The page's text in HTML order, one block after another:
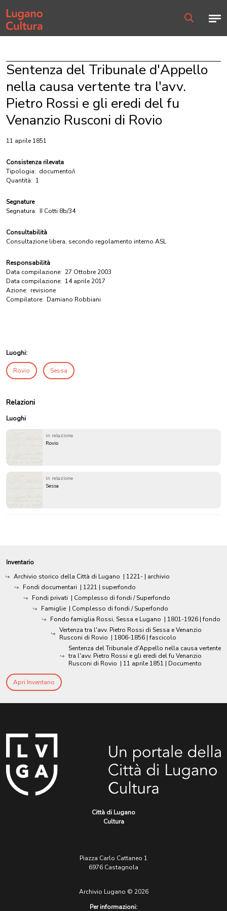
Home page
Sentenza del Tribunale d'Appello
nella causa vertente tra l'avv.
Pietro Rossi e gli eredi del fu
Venanzio Rusconi di Rovio
11 aprile 1851
Consistenza rilevata
Tipologia: documento/i
Quantità: 1
Segnature
Segnatura: II Cotti 8b/34
Consultabilità
Consultazione libera, secondo regolamento interno ASL
Responsabilità
Data compilazione: 27 Ottobre 2003
Data compilazione: 14 aprile 2017
Azione: revisione
Compilatore: Damiano Robbiani
Luoghi:
Rovio Sessa
Relazioni
Luoghi
in relazione
Rovio
in relazione
Sessa
Inventario
Archivio storico della Città di Lugano | 1221- | archivio
Fondi documentari | 1221 | superfondo
Fondi privati | Complesso di fondi / Superfondo
Famiglie | Complesso di fondi / Superfondo
Fondo famiglia Rossi, Sessa e Lugano | 1801-1926 | fondo
Vertenza tra l'avv. Pietro Rossi di Sessa e Venanzio
Rusconi di Rovio | 1806-1856 | fascicolo
Sentenza del Tribunale d'Appello nella causa vertente
tra l'avv. Pietro Rossi e gli eredi del fu Venanzio
Rusconi di Rovio | 11 aprile 1851 | Documento
Apri Inventario
Città di Lugano
Cultura
Piazza Carlo Cattaneo 1
6976 Castagnola
Archivio Lugano © 2026
Per informazioni: